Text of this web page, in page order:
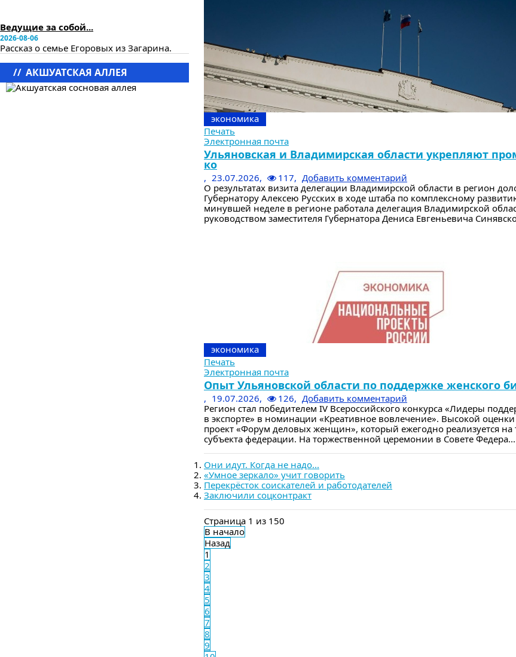
Ведущие за собой...
2026-08-06
Рассказ о семье Егоровых из Загарина.
// АКШУАТСКАЯ АЛЛЕЯ
экономика
Печать
Электронная почта
Ульяновская и Владимирская области укрепляют
ко
, 23.07.2026, 117, Добавить комментарий
О результатах визита делегации Владимирской области в регион
Губернатору Алексею Русских в ходе штаба по комплексному
минувшей неделе в регионе работала делегация Владимирской
руководством заместителя Губернатора Дениса Евгеньевича
экономика
Печать
Электронная почта
Опыт Ульяновской области по поддержке женского
, 19.07.2026, 126, Добавить комментарий
Регион стал победителем IV Всероссийского конкурса «Лидеры
в экспорте» в номинации «Креативное вовлечение». Высокой оценки
проект «Форум деловых женщин», который ежегодно реализуется на
субъекта федерации. На торжественной церемонии в Совете Федера...
Они идут. Когда не надо...
«Умное зеркало» учит говорить
Перекрёсток соискателей и работодателей
Заключили соцконтракт
Страница 1 из 150
В начало
Назад
1
2
3
4
5
6
7
8
9